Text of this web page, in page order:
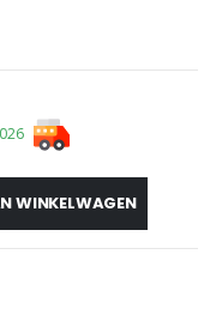
WINKELWAGEN